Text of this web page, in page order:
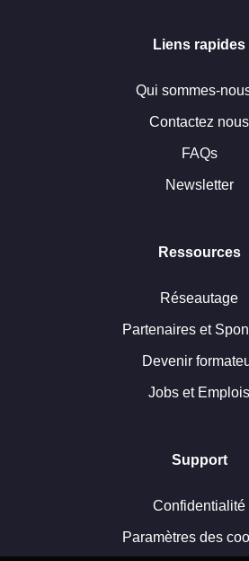
Liens rapides
Qui sommes-
Contactez nous
FAQs
Newsletter
Ressources
Réseautage
Partenaires et
Devenir
Jobs et Emplois
Support
Confidentialité
Paramètres des